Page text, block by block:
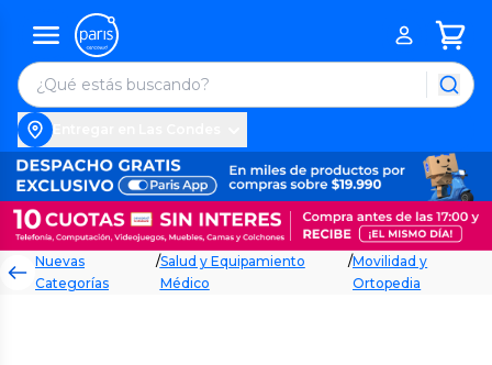
Nuevas
Categorías
/Salud y Equipamiento
Médico
/Movilidad y
Ortopedia